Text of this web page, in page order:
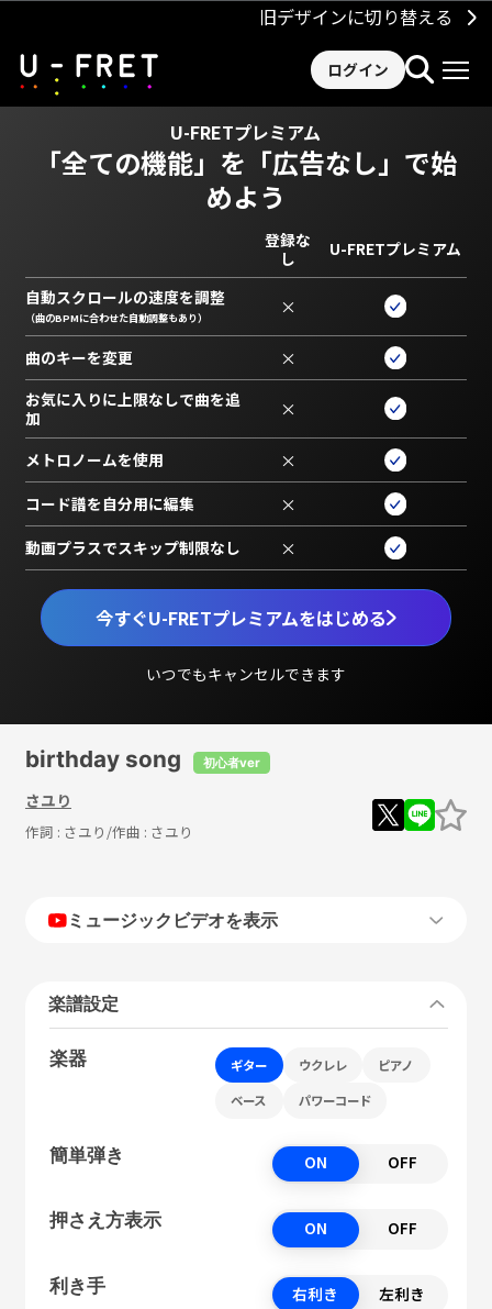
旧デザインに切り替える
ログイン
U-FRETプレミアム
「全ての機能」を 「広告なし」で始
めよう
今すぐU-FRETプレミアムをはじめる
いつでもキャンセルできます
登録な
し
U-FRETプレミアム
自動スクロールの速度を調整
（曲のBPMに合わせた自動調整もあり） ×
曲のキーを変更 ×
お気に入りに上限なしで曲を追
加
×
メトロノームを使用 ×
コード譜を自分用に編集 ×
動画プラスでスキップ制限なし ×
birthday song 初心者ver
さユり
作詞 : さユり /作曲 : さユり
ミュージックビデオを表示
楽譜設定
楽器 ギター ウクレレ ピアノ
ベース パワーコード
簡単弾き ON OFF
押さえ方表示 ON OFF
利き手 右利き 左利き